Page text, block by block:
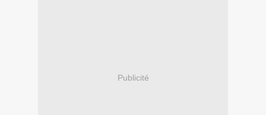
Publicité